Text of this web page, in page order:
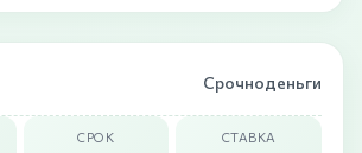
Срочноденьги
СРОК СТАВКА